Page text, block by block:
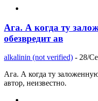
Ага. А когда ту
обезвредит ав
alkalinin (not verified) - 28/
Ага. А когда ту
автор, неизвестно.